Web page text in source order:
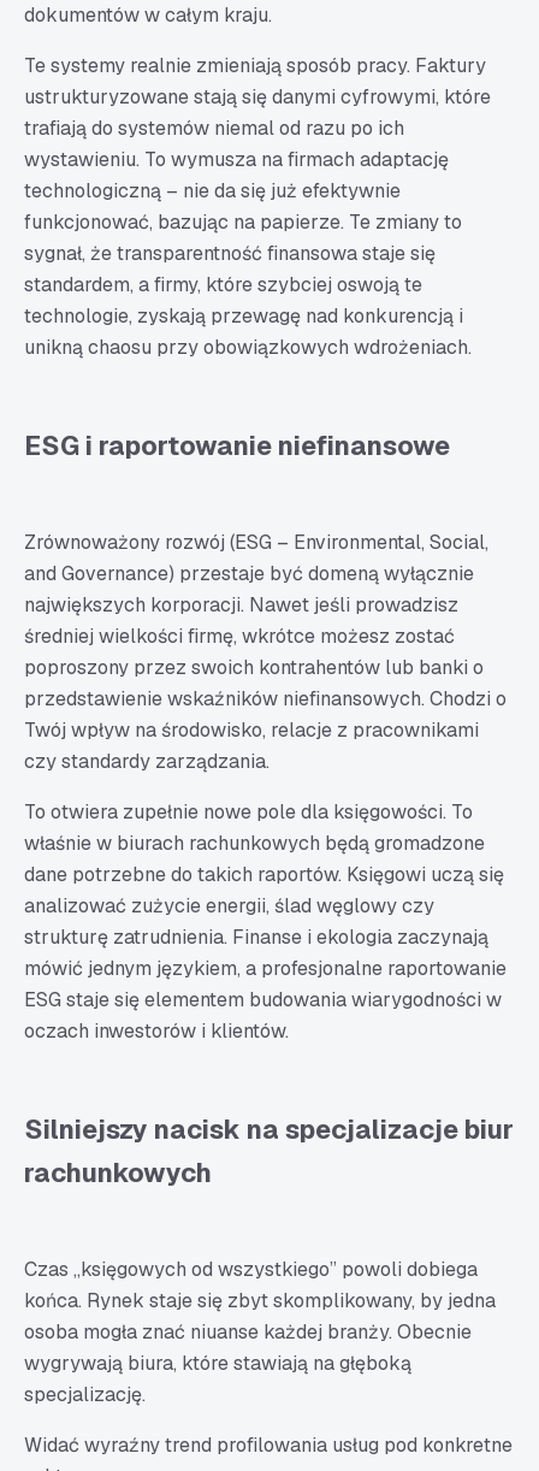
dokumentów w całym kraju.
Te systemy realnie zmieniają sposób pracy. Faktury
ustrukturyzowane stają się danymi cyfrowymi, które
trafiają do systemów niemal od razu po ich
wystawieniu. To wymusza na firmach adaptację
technologiczną – nie da się już efektywnie
funkcjonować, bazując na papierze. Te zmiany to
sygnał, że transparentność finansowa staje się
standardem, a firmy, które szybciej oswoją te
technologie, zyskają przewagę nad konkurencją i
unikną chaosu przy obowiązkowych wdrożeniach.
ESG i raportowanie niefinansowe
Zrównoważony rozwój (ESG – Environmental, Social,
and Governance) przestaje być domeną wyłącznie
największych korporacji. Nawet jeśli prowadzisz
średniej wielkości firmę, wkrótce możesz zostać
poproszony przez swoich kontrahentów lub banki o
przedstawienie wskaźników niefinansowych. Chodzi o
Twój wpływ na środowisko, relacje z pracownikami
czy standardy zarządzania.
To otwiera zupełnie nowe pole dla księgowości. To
właśnie w biurach rachunkowych będą gromadzone
dane potrzebne do takich raportów. Księgowi uczą się
analizować zużycie energii, ślad węglowy czy
strukturę zatrudnienia. Finanse i ekologia zaczynają
mówić jednym językiem, a profesjonalne raportowanie
ESG staje się elementem budowania wiarygodności w
oczach inwestorów i klientów.
Silniejszy nacisk na specjalizacje biur
rachunkowych
Czas „księgowych od wszystkiego” powoli dobiega
końca. Rynek staje się zbyt skomplikowany, by jedna
osoba mogła znać niuanse każdej branży. Obecnie
wygrywają biura, które stawiają na głęboką
specjalizację.
Widać wyraźny trend profilowania usług pod konkretne